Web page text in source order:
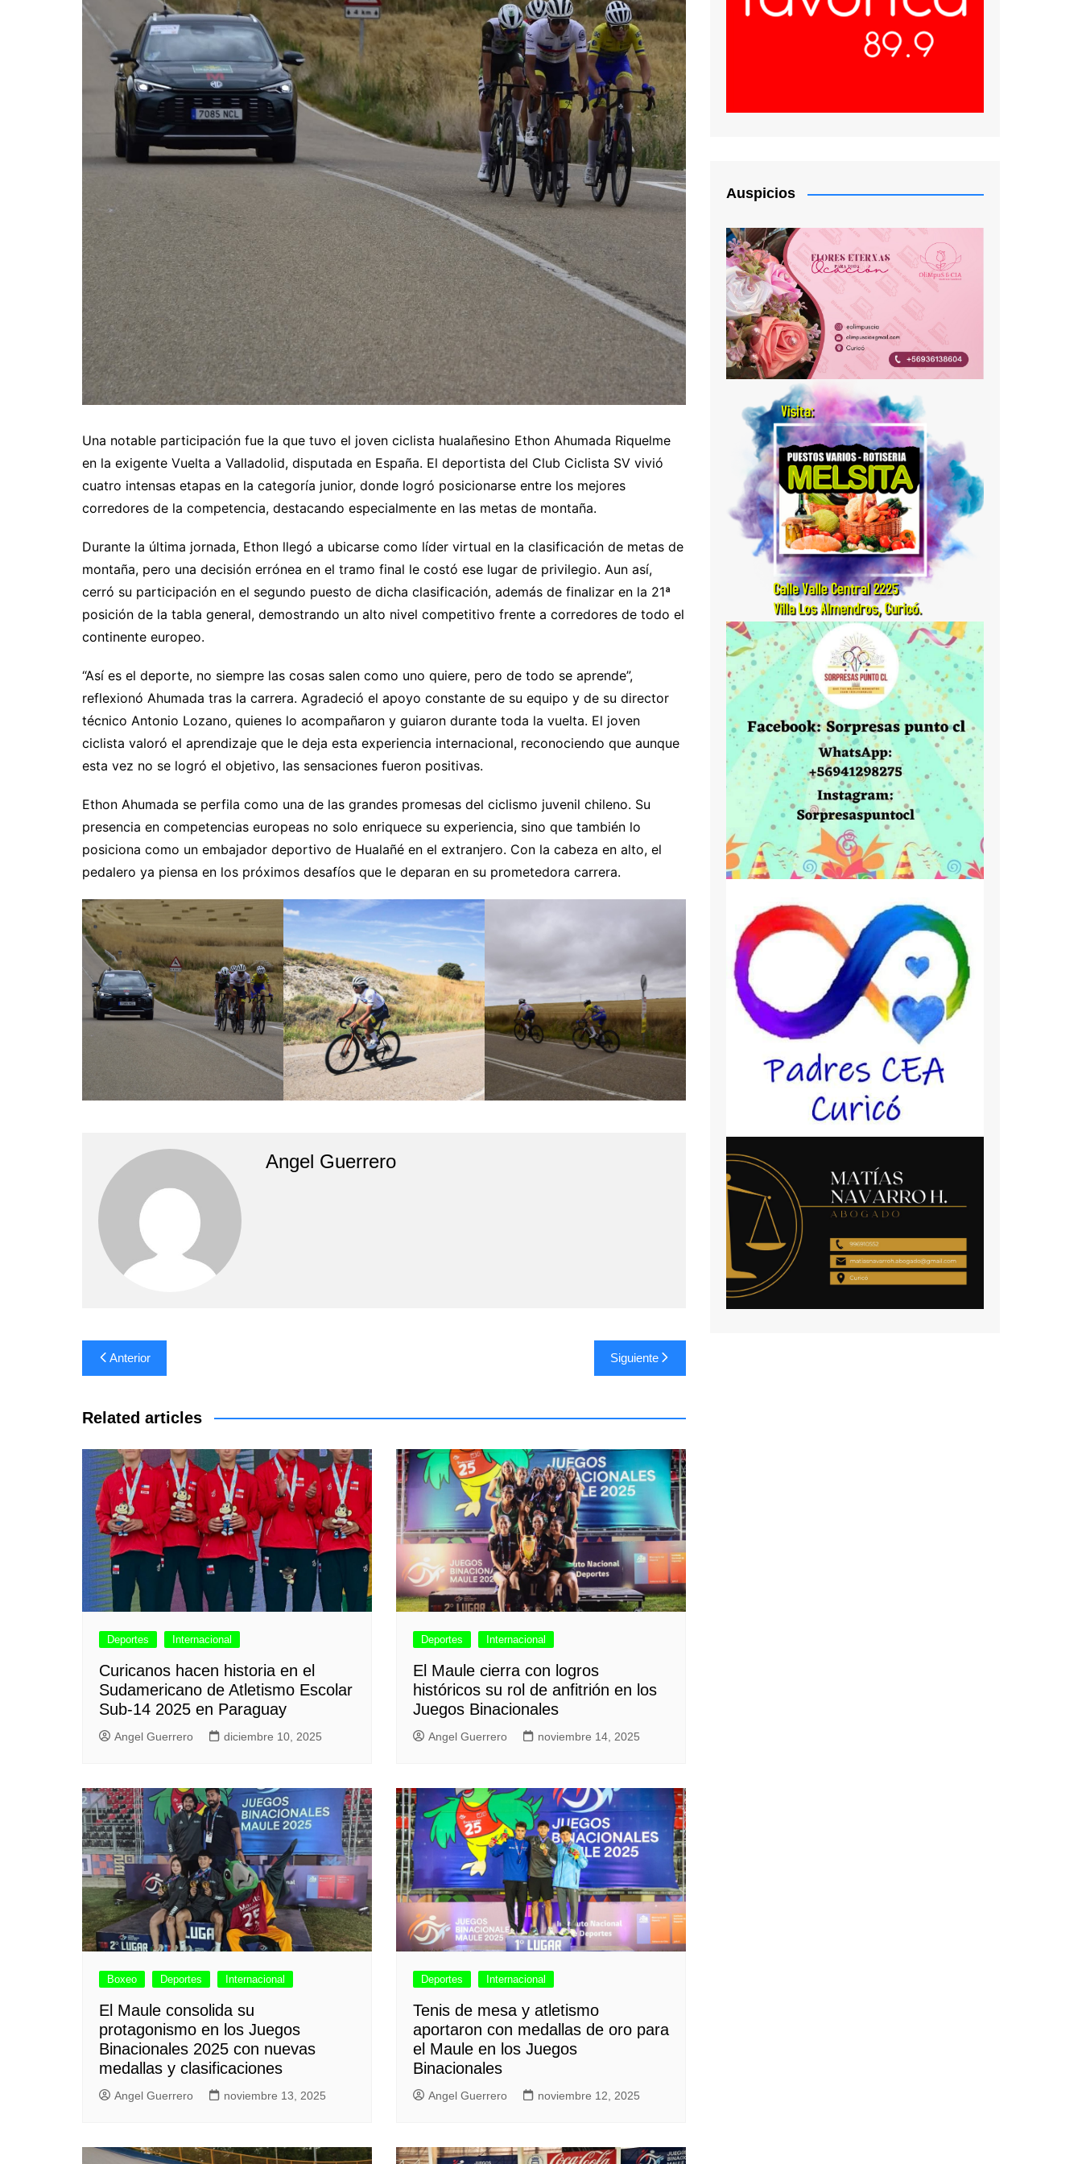
Una notable participación fue la que tuvo el joven ciclista hualañesino Ethon Ahumada Riquelme
en la exigente Vuelta a Valladolid, disputada en España. El deportista del Club Ciclista SV vivió
cuatro intensas etapas en la categoría junior, donde logró posicionarse entre los mejores
corredores de la competencia, destacando especialmente en las metas de montaña.
Durante la última jornada, Ethon llegó a ubicarse como líder virtual en la clasificación de metas de
montaña, pero una decisión errónea en el tramo final le costó ese lugar de privilegio. Aun así,
cerró su participación en el segundo puesto de dicha clasificación, además de finalizar en la 21ª
posición de la tabla general, demostrando un alto nivel competitivo frente a corredores de todo el
continente europeo.
“Así es el deporte, no siempre las cosas salen como uno quiere, pero de todo se aprende”,
reflexionó Ahumada tras la carrera. Agradeció el apoyo constante de su equipo y de su director
técnico Antonio Lozano, quienes lo acompañaron y guiaron durante toda la vuelta. El joven
ciclista valoró el aprendizaje que le deja esta experiencia internacional, reconociendo que aunque
esta vez no se logró el objetivo, las sensaciones fueron positivas.
Ethon Ahumada se perfila como una de las grandes promesas del ciclismo juvenil chileno. Su
presencia en competencias europeas no solo enriquece su experiencia, sino que también lo
posiciona como un embajador deportivo de Hualañé en el extranjero. Con la cabeza en alto, el
pedalero ya piensa en los próximos desafíos que le deparan en su prometedora carrera.
Angel Guerrero
Navegación
de
entradas
Anterior Siguiente
Related articles
Deportes Internacional
Curicanos hacen historia en el
Sudamericano de Atletismo Escolar
Sub-14 2025 en Paraguay
Angel Guerrero diciembre 10, 2025
Deportes Internacional
El Maule cierra con logros
históricos su rol de anfitrión en los
Juegos Binacionales
Angel Guerrero noviembre 14, 2025
Boxeo Deportes Internacional
El Maule consolida su
protagonismo en los Juegos
Binacionales 2025 con nuevas
medallas y clasificaciones
Angel Guerrero noviembre 13, 2025
Deportes Internacional
Tenis de mesa y atletismo
aportaron con medallas de oro para
el Maule en los Juegos
Binacionales
Angel Guerrero noviembre 12, 2025
Auspicios